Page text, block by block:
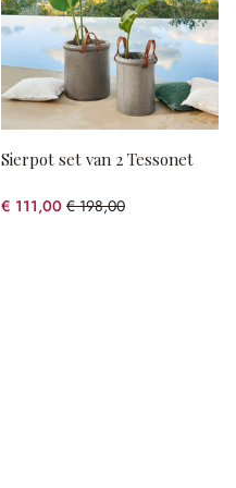
Sierpot set van 2 Tessonet
€ 111,00 € 198,00
(43.94% gespart)